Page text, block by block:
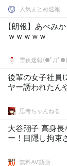
人気まとめ速報
【朗報】あべみ
ｗｗｗｗｗ
雪夜速報(●ﾟДﾟ
後輩の女子社員
ヤー誘われたん
思考ちゃんねる
大谷翔子 高身
ー！目隠し拘束
無料AV動画